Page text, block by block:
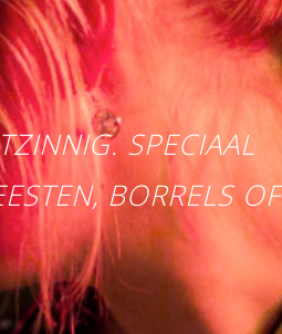
SPECIAAL
BORRELS OF